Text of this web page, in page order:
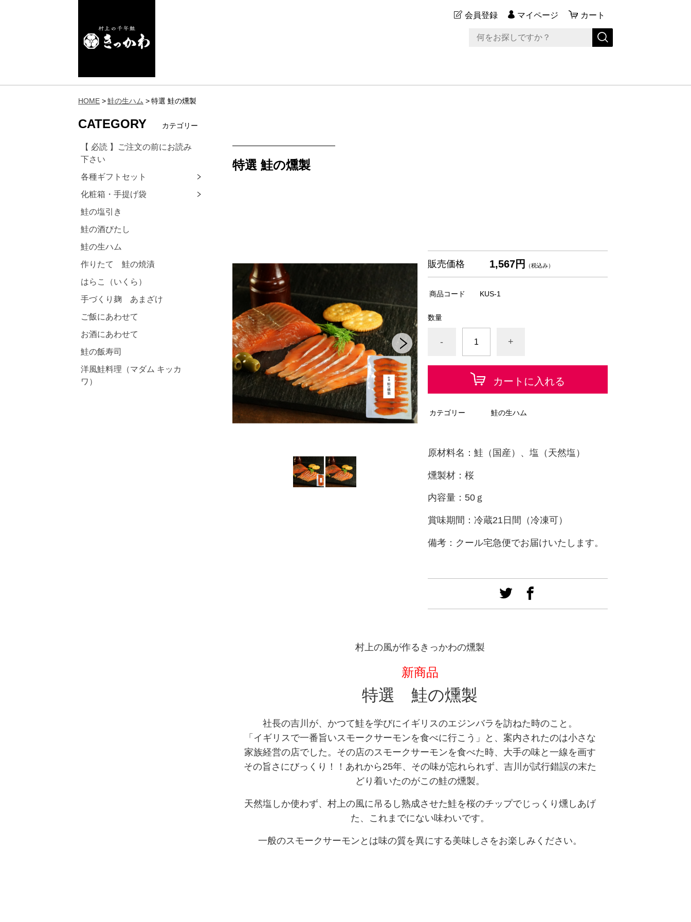
会員登録 マイページ カート
HOME 鮭の生ハム 特選 鮭の燻製
特選 鮭の燻製
販売価格 1,567円 （税込み）
商品コード KUS-1
数量
- +
カートに入れる
カテゴリー 鮭の生ハム
原材料名：鮭（国産）、塩（天然塩）
燻製材：桜
内容量：50ｇ
賞味期間：冷蔵21日間（冷凍可）
備考：クール宅急便でお届けいたします。
村上の風が作るきっかわの燻製
新商品
特選 鮭の燻製
社長の吉川が、かつて鮭を学びにイギリスのエジンバラを訪ねた時のこと。
「イギリスで一番旨いスモークサーモンを食べに行こう」と、案内されたのは小さな
家族経営の店でした。その店のスモークサーモンを食べた時、大手の味と一線を画す
その旨さにびっくり！！あれから25年、その味が忘れられず、吉川が試行錯誤の末た
どり着いたのがこの鮭の燻製。
天然塩しか使わず、村上の風に吊るし熟成させた鮭を桜のチップでじっくり燻しあげ
た、これまでにない味わいです。
一般のスモークサーモンとは味の質を異にする美味しさをお楽しみください。
CATEGORY カテゴリー
【 必読 】ご注文の前にお読み
下さい
各種ギフトセット
化粧箱・手提げ袋
鮭の塩引き
鮭の酒びたし
鮭の生ハム
作りたて 鮭の焼漬
はらこ（いくら）
手づくり麹 あまざけ
ご飯にあわせて
お酒にあわせて
鮭の飯寿司
洋風鮭料理（マダム キッカ
ワ）